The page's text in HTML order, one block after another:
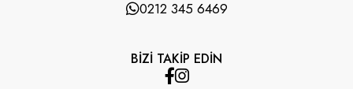
0212 345 6469
BİZİ TAKİP EDİN